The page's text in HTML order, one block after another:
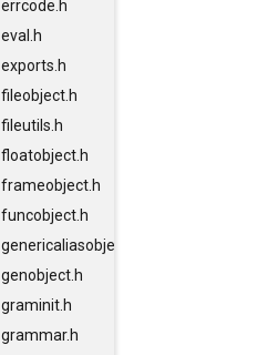
errcode.h
eval.h
exports.h
fileobject.h
fileutils.h
floatobject.h
frameobject.h
funcobject.h
genericaliasobject.h
genobject.h
graminit.h
grammar.h